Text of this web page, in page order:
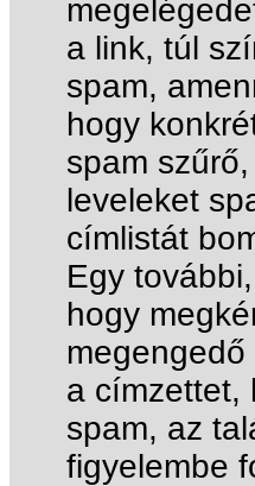
a link, túl
spam,
hogy
spam
leveleket
címlistát
Egy
hogy
a címzettet,
spam, az
figyelembe